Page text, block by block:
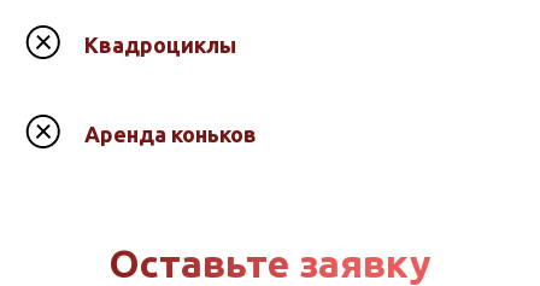
Квадроциклы
Аренда коньков
Оставьте заявку